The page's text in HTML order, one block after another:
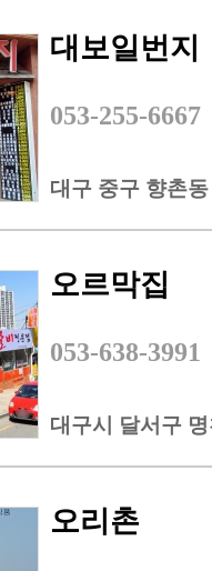
대보일번지
053-255-6667
대구 중구 향촌동
오르막집
053-638-3991
대구시 달서구
오리촌